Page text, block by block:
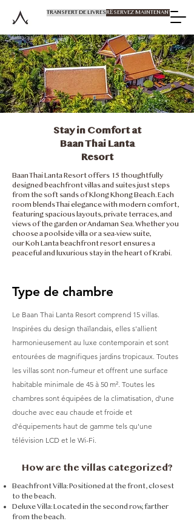
RÉSERVEZ MAINTENANT
TRANSFERT DE LIVRES
Stay in Comfort at
Baan Thai Lanta
Resort
Baan Thai Lanta Resort offers 15 thoughtfully
designed beachfront villas and suites just steps
from the soft sands of Klong Khong Beach. Each
room blends Thai elegance with modern comfort,
featuring spacious layouts, private terraces, and
views of the garden or Andaman Sea. Whether you
choose a poolside villa or a sea-view suite,
our Koh Lanta beachfront resort ensures a
peaceful and luxurious stay in the heart of Krabi.
Type de chambre
Le Baan Thai Lanta Resort comprend 15 villas.
Inspirées du design thaïlandais, elles s'allient
harmonieusement au luxe contemporain et sont
entourées de magnifiques jardins tropicaux. Toutes
les villas sont non-fumeur et offrent une surface
habitable minimale de 45 à 50 m². Toutes les
chambres sont équipées de la climatisation, d'une
douche avec eau chaude et froide et
d'équipements haut de gamme tels qu'une
télévision LCD et le Wi-Fi.
How are the villas categorized?​
Beachfront Villa: Positioned at the front, closest
to the beach.
Deluxe Villa: Located in the second row, farther
from the beach.